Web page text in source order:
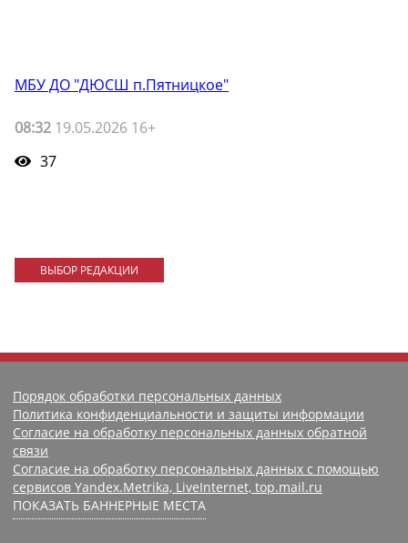
МБУ ДО "ДЮСШ п.Пятницкое"
08:32 19.05.2026 16+
37
ВЫБОР РЕДАКЦИИ
Порядок обработки персональных данных
Политика конфиденциальности и защиты информации
Согласие на обработку персональных данных обратной
связи
Согласие на обработку персональных данных с помощью
сервисов Yandex.Metrika, LiveInternet, top.mail.ru
ПОКАЗАТЬ БАННЕРНЫЕ МЕСТА